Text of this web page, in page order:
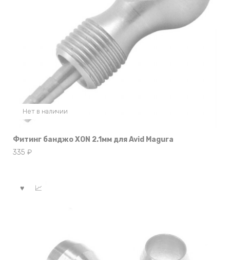
Нет в наличии
Фитинг банджо XON 2.1мм для Avid Magura
335 ₽